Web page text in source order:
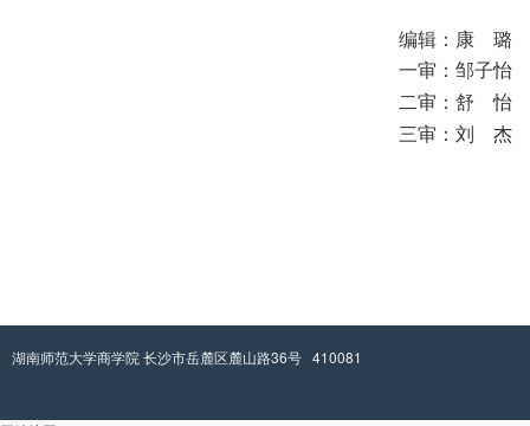
编辑：康 璐
一审：邹子怡
二审：舒 怡
三审：刘 杰
湖南师范大学商学院 长沙市岳麓区麓山路36号 410081